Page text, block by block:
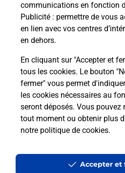
communications en fonction
Publicité : permettre de vous
en lien avec vos centres
en dehors.
En cliquant sur "Accepter et
tous les cookies. Le bouton
fermer" vous permet
les cookies nécessaires au
seront déposés. Vous pouvez
tout moment ou obtenir plus
notre politique de cookies.
Accepter et
102 Grande Rue
01150 Saint Sorlin En Bugey
Localiser Liste Boîtes aux lettres
Accessibilité : partiellement